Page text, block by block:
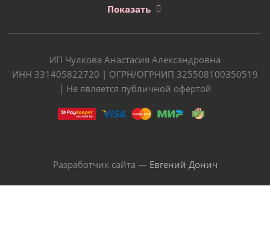
Показать
ИП Чулкова Анастасия Александровна
ИНН 331405822720 | ОГРН/ОГРНИП 325508100350519
| Не является публичной офертой
Разработчик сайта — Евгений Донич